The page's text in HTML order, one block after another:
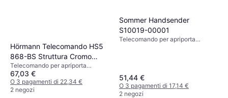
Hörmann Telecomando HS5
868-BS Struttura Cromo
Nero SW-EU
Telecomando per apriporta
garage, x
67,03 €
O 3 pagamenti di 22,34 €
2 negozi
Sommer Handsender
S10019-00001
Telecomando per apriporta
51,44 €
O 3 pagamenti di 17,14 €
2 negozi